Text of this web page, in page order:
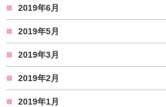
2019年6月
2019年5月
2019年3月
2019年2月
2019年1月